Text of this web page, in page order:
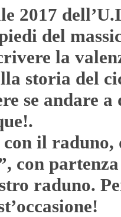
2017
del
la
storia del
se andare
il raduno,
con
raduno.